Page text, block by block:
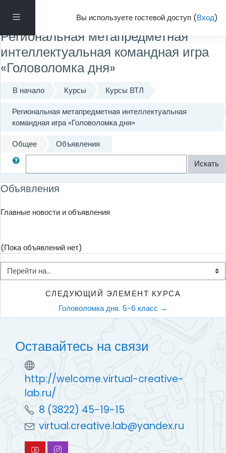
Боковая панель Вы используете гостевой доступ (Вход)
Региональная метапредметная
интеллектуальная командная игра
«Головоломка дня»
В начало Курсы
Курсы ВТЛ
Региональная метапредметная интеллектуальная
командная игра «Головоломка дня»
Общее
Объявления
Поиск по форумам
Искать
Объявления
Главные новости и объявления
(Пока объявлений нет)
Перейти на...
СЛЕДУЮЩИЙ ЭЛЕМЕНТ КУРСА
Головоломка дня. 5-6 класс →
Оставайтесь на связи
http://welcome.virtual-creative-
lab.ru/
8 (3822) 45-19-15
virtual.creative.lab@yandex.ru